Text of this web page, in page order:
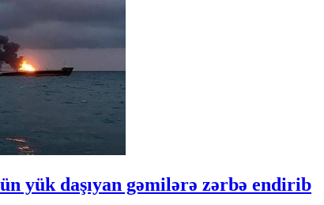
yük daşıyan gəmilərə zərbə endirib